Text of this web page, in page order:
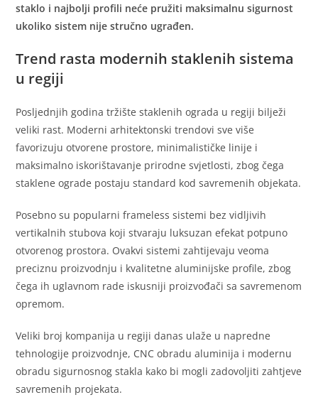
staklo i najbolji profili neće pružiti maksimalnu sigurnost
ukoliko sistem nije stručno ugrađen.
Trend rasta modernih staklenih sistema
u regiji
Posljednjih godina tržište staklenih ograda u regiji bilježi
veliki rast. Moderni arhitektonski trendovi sve više
favorizuju otvorene prostore, minimalističke linije i
maksimalno iskorištavanje prirodne svjetlosti, zbog čega
staklene ograde postaju standard kod savremenih objekata.
Posebno su popularni frameless sistemi bez vidljivih
vertikalnih stubova koji stvaraju luksuzan efekat potpuno
otvorenog prostora. Ovakvi sistemi zahtijevaju veoma
preciznu proizvodnju i kvalitetne aluminijske profile, zbog
čega ih uglavnom rade iskusniji proizvođači sa savremenom
opremom.
Veliki broj kompanija u regiji danas ulaže u napredne
tehnologije proizvodnje, CNC obradu aluminija i modernu
obradu sigurnosnog stakla kako bi mogli zadovoljiti zahtjeve
savremenih projekata.